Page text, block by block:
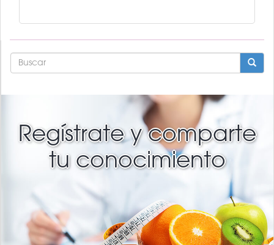
FORMULARIO
DE
Regístrate y comparte
tu conocimiento